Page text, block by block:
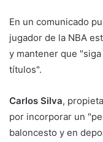
En un comunicado
jugador de la NBA
y mantener que
títulos".
Carlos Silva,
por incorporar un
baloncesto y en